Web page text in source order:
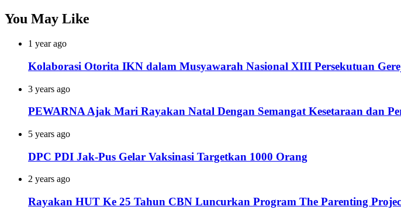
You May Like
1 year ago
Kolaborasi Otorita IKN dalam Musyawarah Nasional XIII Persekutuan
3 years ago
PEWARNA Ajak Mari Rayakan Natal Dengan Semangat Kesetaraan dan
5 years ago
DPC PDI Jak-Pus Gelar Vaksinasi Targetkan 1000 Orang
2 years ago
Rayakan HUT Ke 25 Tahun CBN Luncurkan Program The Parenting